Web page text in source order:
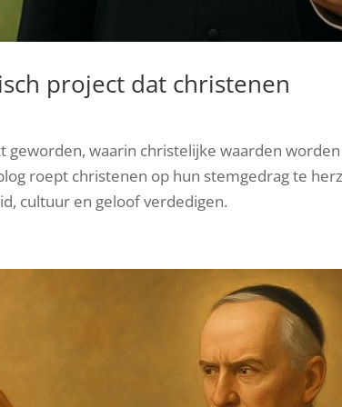
project dat christenen
geworden, waarin christelijke waarden worden
roept christenen op hun stemgedrag te
cultuur en geloof verdedigen.